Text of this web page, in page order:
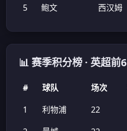
5
鲍文 西汉姆
📊 赛季积分榜 · 英超前6
# 球队 场次
1
利物浦 22